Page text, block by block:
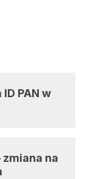
PAN w
zmiana na